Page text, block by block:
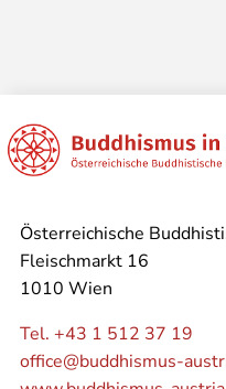
Österreichische
Fleischmarkt 16
1010 Wien
Tel. +43 1 512 37 19
office@buddhismus-